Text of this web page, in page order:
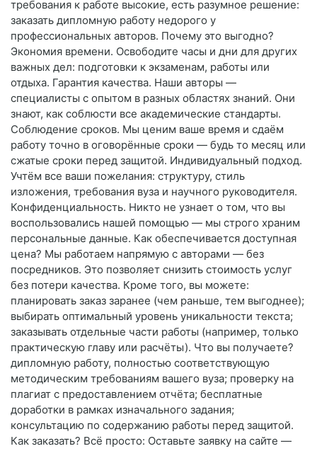
требования к работе высокие, есть разумное решение:
заказать дипломную работу недорого у
профессиональных авторов. Почему это выгодно?
Экономия времени. Освободите часы и дни для других
важных дел: подготовки к экзаменам, работы или
отдыха. Гарантия качества. Наши авторы —
специалисты с опытом в разных областях знаний. Они
знают, как соблюсти все академические стандарты.
Соблюдение сроков. Мы ценим ваше время и сдаём
работу точно в оговорённые сроки — будь то месяц или
сжатые сроки перед защитой. Индивидуальный подход.
Учтём все ваши пожелания: структуру, стиль
изложения, требования вуза и научного руководителя.
Конфиденциальность. Никто не узнает о том, что вы
воспользовались нашей помощью — мы строго храним
персональные данные. Как обеспечивается доступная
цена? Мы работаем напрямую с авторами — без
посредников. Это позволяет снизить стоимость услуг
без потери качества. Кроме того, вы можете:
планировать заказ заранее (чем раньше, тем выгоднее);
выбирать оптимальный уровень уникальности текста;
заказывать отдельные части работы (например, только
практическую главу или расчёты). Что вы получаете?
дипломную работу, полностью соответствующую
методическим требованиям вашего вуза; проверку на
плагиат с предоставлением отчёта; бесплатные
доработки в рамках изначального задания;
консультацию по содержанию работы перед защитой.
Как заказать? Всё просто: Оставьте заявку на сайте —